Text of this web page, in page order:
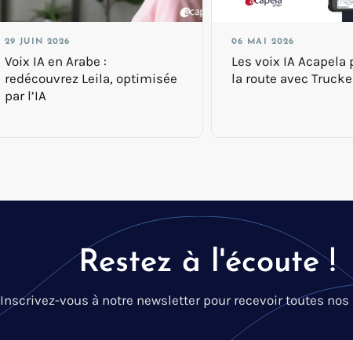
29 JUIN 2026
Voix IA en Arabe :
redécouvrez Leila, optimisée
par l’IA
06 MAI 2026
Les voix IA Acapela
la route avec
Restez à l'écoute !
Inscrivez-vous à notre newsletter pour recevoir toutes